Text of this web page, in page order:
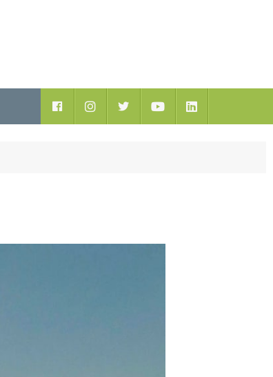
Facebook YoutubeLinkedIn